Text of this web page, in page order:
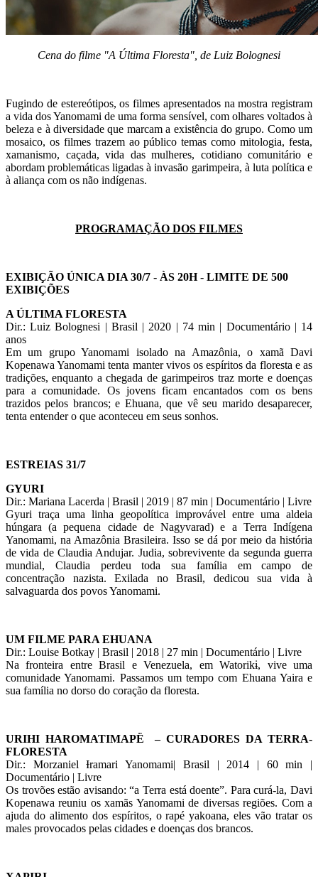
Cena do filme "A Última Floresta", de Luiz Bolognesi
Fugindo de estereótipos, os filmes apresentados na mostra registram
a vida dos Yanomami de uma forma sensível, com olhares voltados à
beleza e à diversidade que marcam a existência do grupo. Como um
mosaico, os filmes trazem ao público temas como mitologia, festa,
xamanismo, caçada, vida das mulheres, cotidiano comunitário e
abordam problemáticas ligadas à invasão garimpeira, à luta política e
à aliança com os não indígenas.
PROGRAMAÇÃO DOS FILMES
EXIBIÇÃO ÚNICA DIA 30/7 - ÀS 20H - LIMITE DE 500
EXIBIÇÕES
A ÚLTIMA FLORESTA
Dir.: Luiz Bolognesi | Brasil | 2020 | 74 min | Documentário | 14
anos
Em um grupo Yanomami isolado na Amazônia, o xamã Davi
Kopenawa Yanomami tenta manter vivos os espíritos da floresta e as
tradições, enquanto a chegada de garimpeiros traz morte e doenças
para a comunidade. Os jovens ficam encantados com os bens
trazidos pelos brancos; e Ehuana, que vê seu marido desaparecer,
tenta entender o que aconteceu em seus sonhos.
ESTREIAS 31/7
GYURI
Dir.: Mariana Lacerda | Brasil | 2019 | 87 min | Documentário | Livre
Gyuri traça uma linha geopolítica improvável entre uma aldeia
húngara (a pequena cidade de Nagyvarad) e a Terra Indígena
Yanomami, na Amazônia Brasileira. Isso se dá por meio da história
de vida de Claudia Andujar. Judia, sobrevivente da segunda guerra
mundial, Claudia perdeu toda sua família em campo de
concentração nazista. Exilada no Brasil, dedicou sua vida à
salvaguarda dos povos Yanomami.
UM FILME PARA EHUANA
Dir.: Louise Botkay | Brasil | 2018 | 27 min | Documentário | Livre
Na fronteira entre Brasil e Venezuela, em Watorikɨ, vive uma
comunidade Yanomami. Passamos um tempo com Ehuana Yaira e
sua família no dorso do coração da floresta.
URIHI HAROMATIMAPË – CURADORES DA TERRA-
FLORESTA
Dir.: Morzaniel Ɨramari Yanomami| Brasil | 2014 | 60 min |
Documentário | Livre
Os trovões estão avisando: “a Terra está doente”. Para curá-la, Davi
Kopenawa reuniu os xamãs Yanomami de diversas regiões. Com a
ajuda do alimento dos espíritos, o rapé yakoana, eles vão tratar os
males provocados pelas cidades e doenças dos brancos.